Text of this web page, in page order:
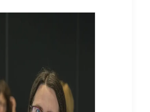
© Bündnis Nachhaltige
Hochschulen / ilgs.at